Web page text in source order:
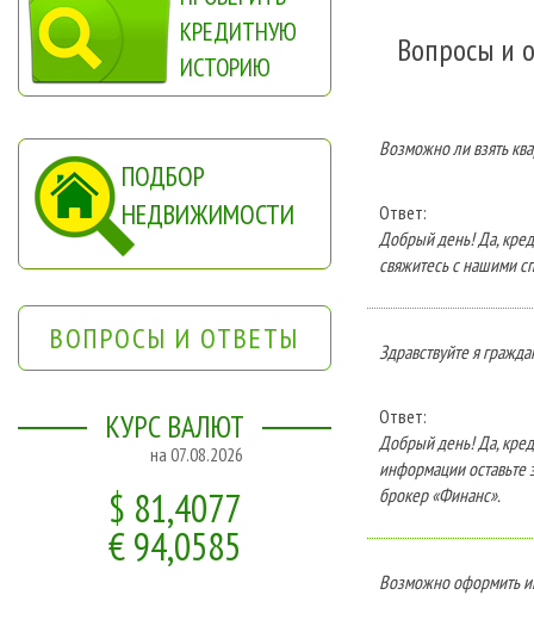
КРЕДИТНУЮ
ИСТОРИЮ
ПОДБОР
НЕДВИЖИМОСТИ
ВОПРОСЫ И ОТВЕТЫ
КУРС ВАЛЮТ
на 07.08.2026
$ 81,4077
€ 94,0585
Вопросы и
Возможно ли взять
Ответ:
Добрый день! Да,
свяжитесь с нашими
Здравствуйте я
Ответ:
Добрый день! Да,
информации
брокер «Финанс».
Возможно оформить